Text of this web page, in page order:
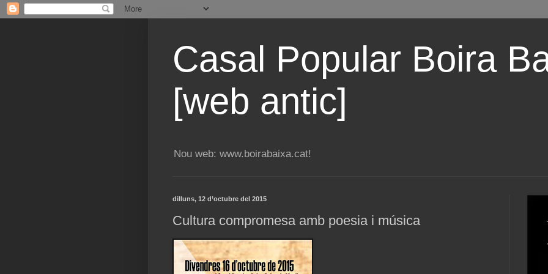
Casal Popular Boira
[web antic]
Nou web: www.boirabaixa.cat!
dilluns, 12 d’octubre del 2015
Cultura compromesa amb poesia i música